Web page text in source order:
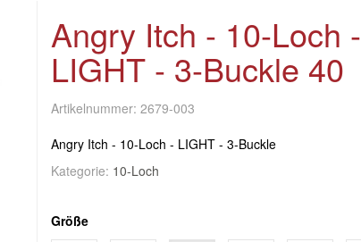
Angry Itch - 10-Loch -
LIGHT - 3-Buckle 40
Artikelnummer: 2679-003
Angry Itch - 10-Loch - LIGHT - 3-Buckle
Kategorie: 10-Loch
Größe